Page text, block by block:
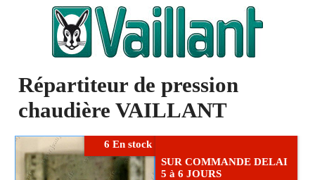
Répartiteur de pression
chaudière VAILLANT
6 En stock
SUR COMMANDE DELAI
5 à 6 JOURS